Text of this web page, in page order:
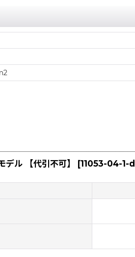
ル 【代引不可】 [11053-04-1-d